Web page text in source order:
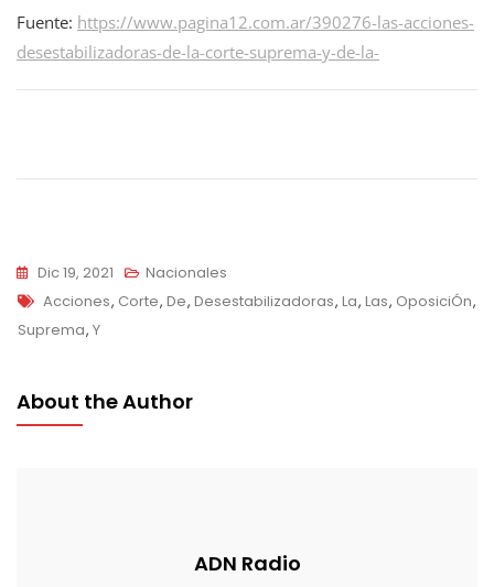
Fuente: https://www.pagina12.com.ar/390276-las-acciones-
desestabilizadoras-de-la-corte-suprema-y-de-la-
de
Dic 19, 2021
Nacionales
Tags
Acciones, Corte, De, Desestabilizadoras, La, Las, OposiciÓn,
Suprema, Y
About the Author
ADN Radio